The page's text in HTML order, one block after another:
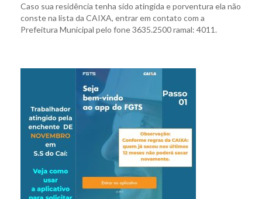
Caso sua residência tenha sido atingida e porventura ela não
conste na lista da CAIXA, entrar em contato com a
Prefeitura Municipal pelo fone 3635.2500 ramal: 4011.